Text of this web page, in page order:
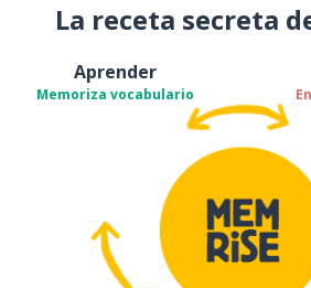
La receta secreta
Aprender
Memoriza vocabulario